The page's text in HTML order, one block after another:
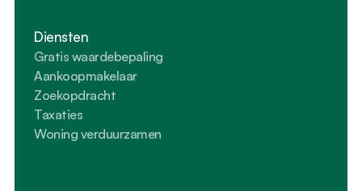
Diensten
Gratis waardebepaling
Aankoopmakelaar
Zoekopdracht
Taxaties
Woning verduurzamen